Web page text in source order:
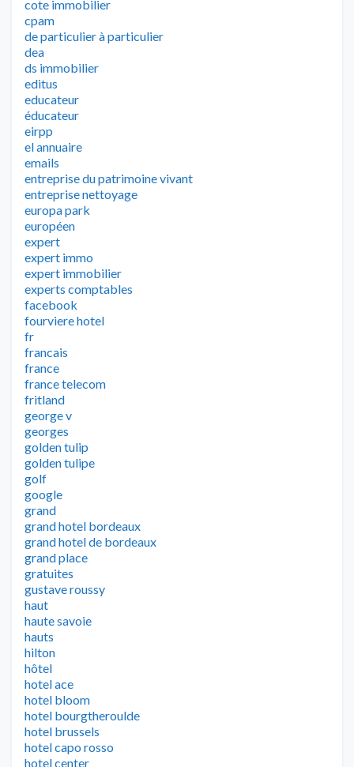
cote immobilier
cpam
de particulier à particulier
dea
ds immobilier
editus
educateur
éducateur
eirpp
el annuaire
emails
entreprise du patrimoine vivant
entreprise nettoyage
europa park
européen
expert
expert immo
expert immobilier
experts comptables
facebook
fourviere hotel
fr
francais
france
france telecom
fritland
george v
georges
golden tulip
golden tulipe
golf
google
grand
grand hotel bordeaux
grand hotel de bordeaux
grand place
gratuites
gustave roussy
haut
haute savoie
hauts
hilton
hôtel
hotel ace
hotel bloom
hotel bourgtheroulde
hotel brussels
hotel capo rosso
hotel center